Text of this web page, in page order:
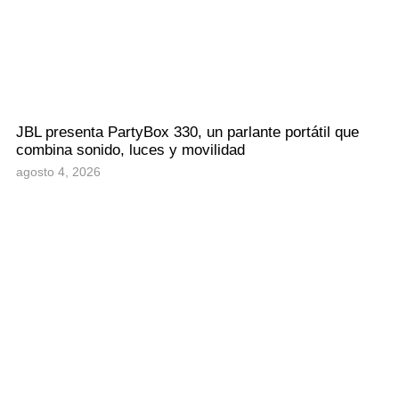
JBL presenta PartyBox 330, un parlante portátil que
combina sonido, luces y movilidad
agosto 4, 2026